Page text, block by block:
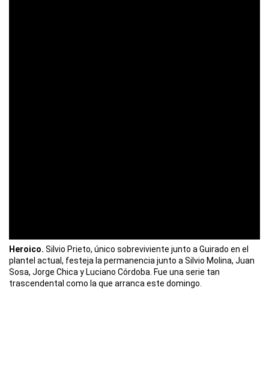
Heroico. Silvio Prieto, único sobreviviente junto a Guirado en el
plantel actual, festeja la permanencia junto a Silvio Molina, Juan
Sosa, Jorge Chica y Luciano Córdoba. Fue una serie tan
trascendental como la que arranca este domingo.